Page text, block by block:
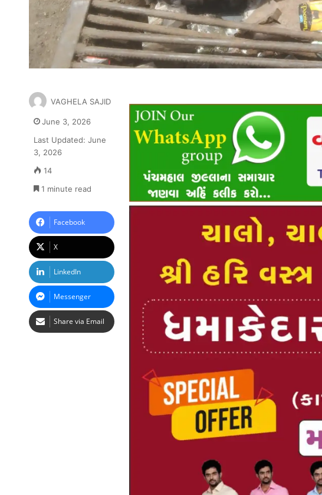
VAGHELA SAJID
June 3, 2026
Last Updated: June
3, 2026
14
1 minute read
Facebook
X
LinkedIn
Messenger
Share via Email